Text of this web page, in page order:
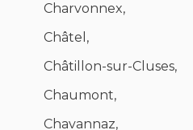
Charvonnex,
Châtel,
Châtillon-sur-Cluses,
Chaumont,
Chavannaz,